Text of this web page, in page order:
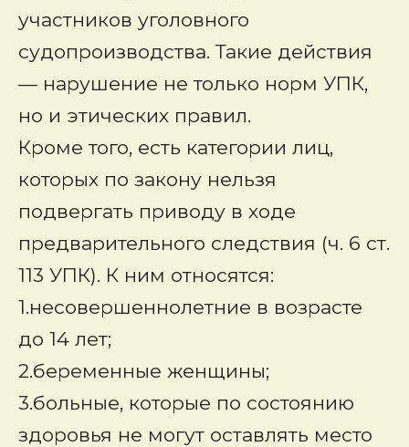
участников уголовного
судопроизводства. Такие действия
— нарушение не только норм УПК,
но и этических правил.
Кроме того, есть категории лиц,
которых по закону нельзя
подвергать приводу в ходе
предварительного следствия (ч. 6 ст.
113 УПК). К ним относятся:
1.несовершеннолетние в возрасте
до 14 лет;
2.беременные женщины;
3.больные, которые по состоянию
здоровья не могут оставлять место